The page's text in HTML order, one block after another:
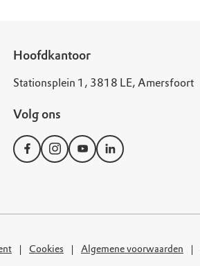
Hoofdkantoor
Stationsplein 1, 3818 LE, Amersfoort
Volg ons
Cookies Algemene voorwaarden